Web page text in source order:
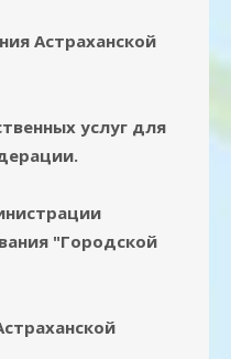
Астраханской
услуг для
"Городской